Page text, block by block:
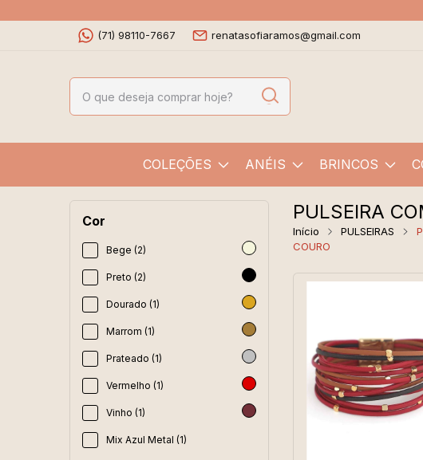
(71) 98110-7667 renatasofiaramos@gmail.com
COLEÇÕES ANÉIS BRINCOS
Cor
Bege (2)
Preto (2)
Dourado (1)
Marrom (1)
Prateado (1)
Vermelho (1)
Vinho (1)
Mix Azul Metal (1)
PULSEIRA
Início PULSEIRAS
COURO